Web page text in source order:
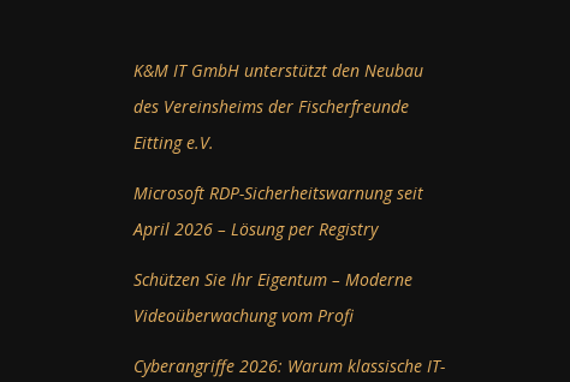
K&M IT GmbH unterstützt den Neubau
des Vereinsheims der Fischerfreunde
Eitting e.V.
Microsoft RDP-Sicherheitswarnung seit
April 2026 – Lösung per Registry
Schützen Sie Ihr Eigentum – Moderne
Videoüberwachung vom Profi
Cyberangriffe 2026: Warum klassische IT-